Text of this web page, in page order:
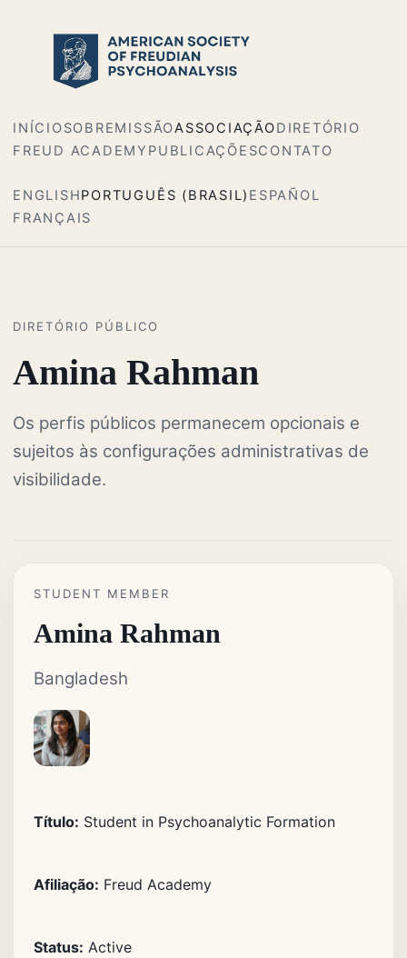
INÍCIOSOBREMISSÃOASSOCIAÇÃODIRETÓRIO
FREUD ACADEMY PUBLICAÇÕESCONTATO
ENGLISHPORTUGUÊS (BRASIL) ESPAÑOL
FRANÇAIS
DIRETÓRIO PÚBLICO
Amina Rahman
Os perfis públicos permanecem opcionais e
sujeitos às configurações administrativas de
visibilidade.
STUDENT MEMBER
Amina Rahman
Bangladesh
Título: Student in Psychoanalytic Formation
Afiliação: Freud Academy
Status: Active